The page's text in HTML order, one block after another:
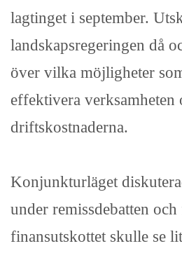
lagtinget i september.
landskapsregeringen då
över vilka möjligheter
effektivera verksamheten
driftskostnaderna.
Konjunkturläget
under remissdebatten
finansutskottet skulle se